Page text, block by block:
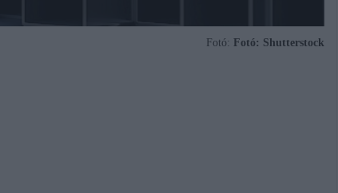
Fotó: Fotó: Shutterstock